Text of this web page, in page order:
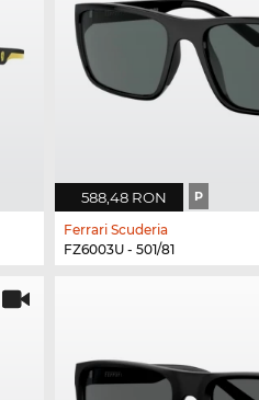
588,48 RON P
Ferrari Scuderia
FZ6003U - 501/81